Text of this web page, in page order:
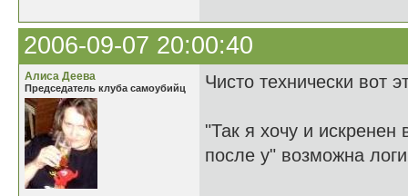
2006-09-07 20:00:40
Алиса Деева
Председатель клуба самоубийц Чисто технически вот
"Так я хочу и искренен
после у" возможна